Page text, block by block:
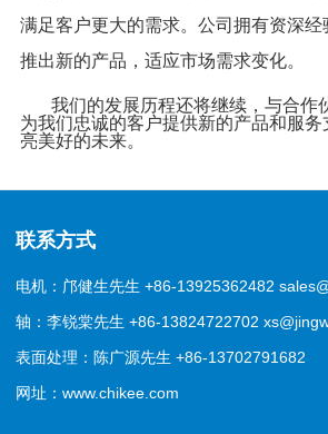
满足客户更大的需求。公司拥有资深
推出新的产品，适应市场需求变化。
我们的发展历程还将继续，与合作
为我们忠诚的客户提供新的产品和服
亮美好的未来。
联系方式
电机：邝健生先生 +86-13925362482
轴：李锐棠先生 +86-13824722702
表面处理：陈广源先生 +86-13702791682
网址：www.chikee.com